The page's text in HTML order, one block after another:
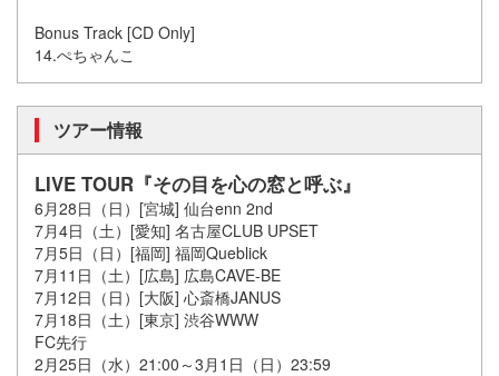
Bonus Track [CD Only]
14.ぺちゃんこ
ツアー情報
LIVE TOUR『その目を心の窓と呼ぶ』
6月28日（日）[宮城] 仙台enn 2nd
7月4日（土）[愛知] 名古屋CLUB UPSET
7月5日（日）[福岡] 福岡Queblick
7月11日（土）[広島] 広島CAVE-BE
7月12日（日）[大阪] 心斎橋JANUS
7月18日（土）[東京] 渋谷WWW
FC先行
2月25日（水）21:00～3月1日（日）23:59